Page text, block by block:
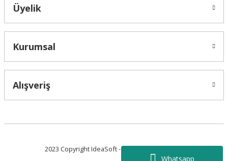
Whatsapp
Üyelik
Kurumsal
Alışveriş
2023 Copyright IdeaSoft - Tüm Hakları Saklıdır.